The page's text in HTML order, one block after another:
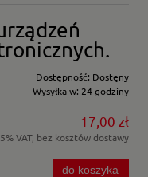
Dostępność: Dostęny
Wysyłka w: 24 godziny
17,00 zł
VAT, bez kosztów dostawy
do koszyka